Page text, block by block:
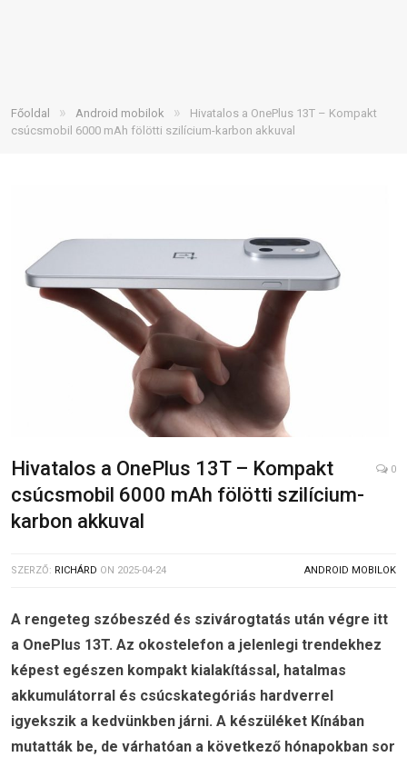
Főoldal » Android mobilok »
Hivatalos a OnePlus 13T – Kompakt
csúcsmobil 6000 mAh fölötti szilícium-karbon akkuval
Hivatalos a OnePlus 13T – Kompakt
csúcsmobil 6000 mAh fölötti szilícium-
karbon akkuval
0
SZERZŐ: RICHÁRD ON 2025-04-24 ANDROID MOBILOK
A rengeteg szóbeszéd és szivárogtatás után végre itt
a OnePlus 13T. Az okostelefon a jelenlegi trendekhez
képest egészen kompakt kialakítással, hatalmas
akkumulátorral és csúcskategóriás hardverrel
igyekszik a kedvünkben járni. A készüléket Kínában
mutatták be, de várhatóan a következő hónapokban sor